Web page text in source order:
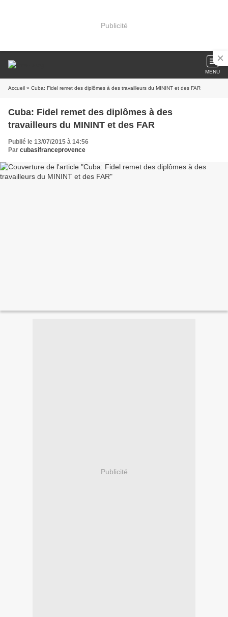
Publicité
MENU
Accueil » Cuba: Fidel remet des diplômes à des travailleurs du MININT et des FAR
Cuba: Fidel remet des diplômes à des
travailleurs du MININT et des FAR
Publié le 13/07/2015 à 14:56
Par cubasifranceprovence
Publicité